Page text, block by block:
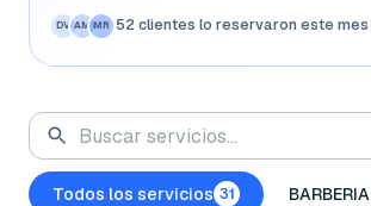
CR JP SG 52 clientes lo reservaron este mes
Todos los servicios 31 BARBERIA